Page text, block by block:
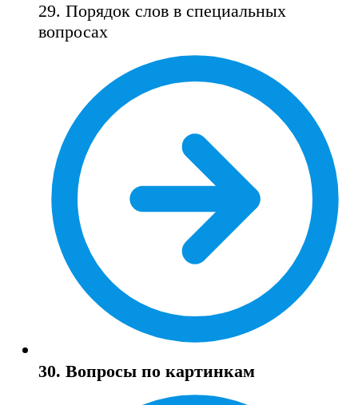
29. Порядок слов в специальных
вопросах
30. Вопросы по картинкам